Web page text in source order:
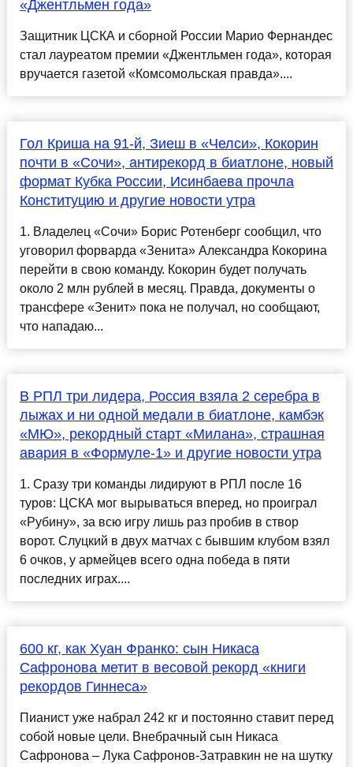
«Джентльмен года»
Защитник ЦСКА и сборной России Марио Фернандес
стал лауреатом премии «Джентльмен года», которая
вручается газетой «Комсомольская правда»....
Гол Криша на 91-й, Зиеш в «Челси», Кокорин
почти в «Сочи», антирекорд в биатлоне, новый
формат Кубка России, Исинбаева прочла
Конституцию и другие новости утра
1. Владелец «Сочи» Борис Ротенберг сообщил, что
уговорил форварда «Зенита» Александра Кокорина
перейти в свою команду. Кокорин будет получать
около 2 млн рублей в месяц. Правда, документы о
трансфере «Зенит» пока не получал, но сообщают,
что нападаю...
В РПЛ три лидера, Россия взяла 2 серебра в
лыжах и ни одной медали в биатлоне, камбэк
«МЮ», рекордный старт «Милана», страшная
авария в «Формуле-1» и другие новости утра
1. Сразу три команды лидируют в РПЛ после 16
туров: ЦСКА мог вырываться вперед, но проиграл
«Рубину», за всю игру лишь раз пробив в створ
ворот. Слуцкий в двух матчах с бывшим клубом взял
6 очков, у армейцев всего одна победа в пяти
последних играх....
600 кг, как Хуан Франко: сын Никаса
Сафронова метит в весовой рекорд «книги
рекордов Гиннеса»
Пианист уже набрал 242 кг и постоянно ставит перед
собой новые цели. Внебрачный сын Никаса
Сафронова – Лука Сафронов-Затравкин не на шутку